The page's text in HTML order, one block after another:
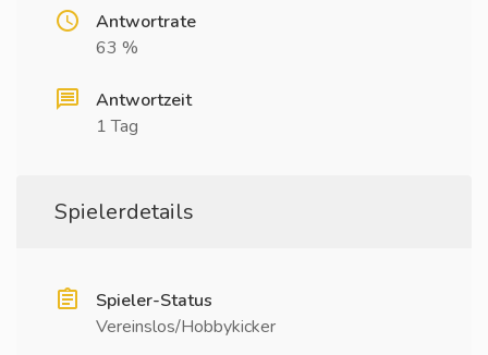
Antwortrate
63 %
Antwortzeit
1 Tag
Spielerdetails
Spieler-Status
Vereinslos/Hobbykicker